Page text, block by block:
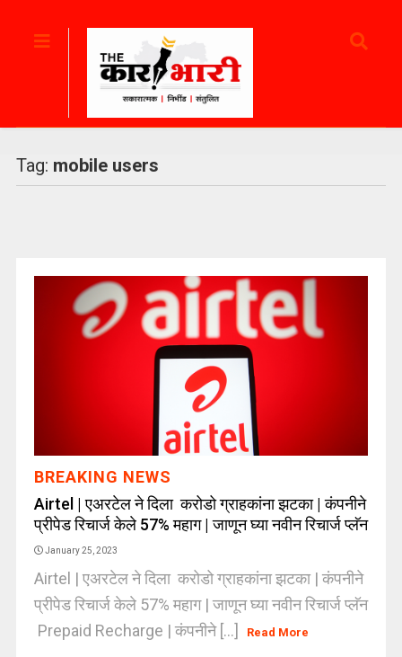
Tag: mobile users
BREAKING NEWS
Airtel | एअरटेल ने दिला करोडो ग्राहकांना झटका | कंपनीने
प्रीपेड रिचार्ज केले 57% महाग | जाणून घ्या नवीन रिचार्ज प्लॅन
January 25, 2023
Airtel | एअरटेल ने दिला करोडो ग्राहकांना झटका | कंपनीने
प्रीपेड रिचार्ज केले 57% महाग | जाणून घ्या नवीन रिचार्ज प्लॅन
Prepaid Recharge | कंपनीने [...]
Read More